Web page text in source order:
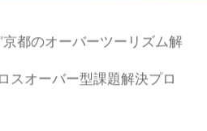
都のオーバーツーリズム解
スオーバー型課題解決プロ